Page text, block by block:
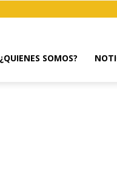
¿QUIENES SOMOS?